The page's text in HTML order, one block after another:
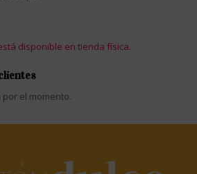
disponible en tienda física.
el momento.